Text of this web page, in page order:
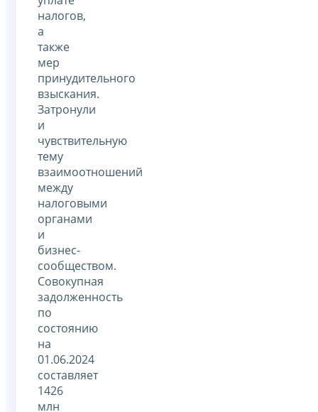
налогов,
а
также
мер
принудительного
взыскания.
Затронули
и
чувствительную
тему
взаимоотношений
между
налоговыми
органами
и
бизнес-
сообществом.
Совокупная
задолженность
по
состоянию
на
01.06.2024
составляет
1426
млн